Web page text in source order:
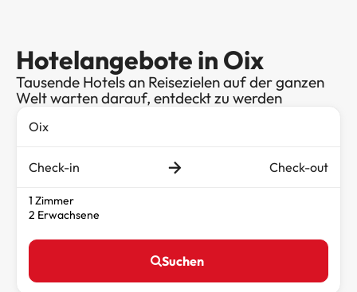
Hotelangebote in Oix
Tausende Hotels an Reisezielen auf der ganzen
Welt warten darauf, entdeckt zu werden
Check-in Check-out
1 Zimmer
2 Erwachsene
Suchen